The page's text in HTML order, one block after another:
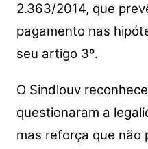
2.363/2014, que
pagamento nas
seu artigo 3º.
O Sindlouv
questionaram a
mas reforça que não